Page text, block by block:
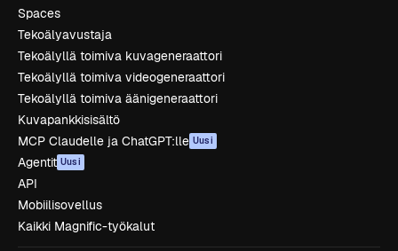
Spaces
Tekoälyavustaja
Tekoälyllä toimiva kuvageneraattori
Tekoälyllä toimiva videogeneraattori
Tekoälyllä toimiva äänigeneraattori
Kuvapankkisisältö
MCP Claudelle ja ChatGPT:lle Uusi
Agentit Uusi
API
Mobiilisovellus
Kaikki Magnific-työkalut